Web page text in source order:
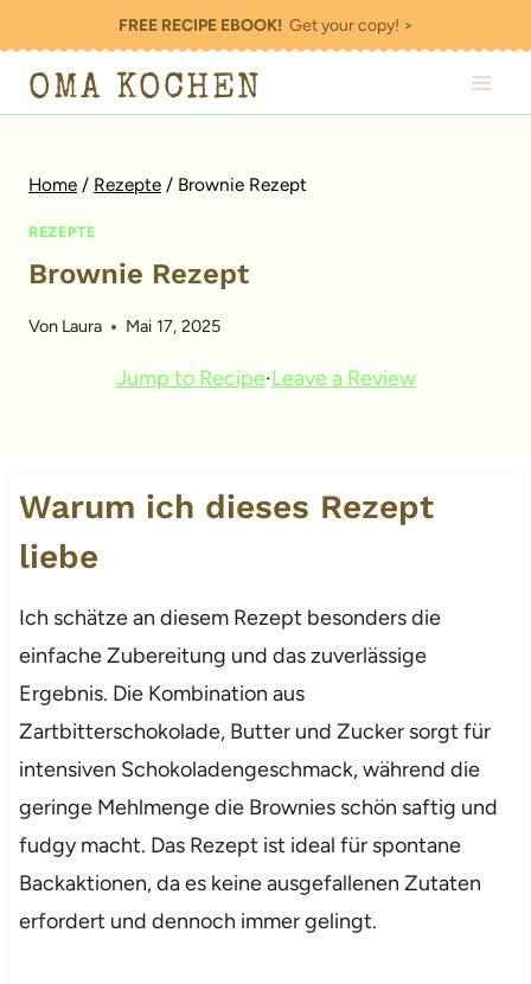
Inhalt
springen
FREE RECIPE EBOOK!Get your copy! >
OMA KOCHEN
Home / Rezepte / Brownie Rezept
REZEPTE
Brownie Rezept
Von Laura Mai 17, 2025
Jump to Recipe·Leave a Review
Warum ich dieses Rezept
liebe
Ich schätze an diesem Rezept besonders die
einfache Zubereitung und das zuverlässige
Ergebnis. Die Kombination aus
Zartbitterschokolade, Butter und Zucker sorgt für
intensiven Schokoladengeschmack, während die
geringe Mehlmenge die Brownies schön saftig und
fudgy macht. Das Rezept ist ideal für spontane
Backaktionen, da es keine ausgefallenen Zutaten
erfordert und dennoch immer gelingt.